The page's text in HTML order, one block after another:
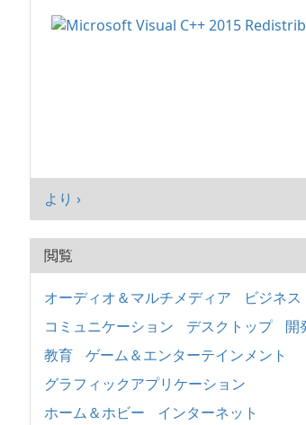
より ›
閲覧
オーディオ＆マルチメディア
ビジネス
コミュニケーション
デスクトップ
開
教育
ゲーム＆エンターテインメント
グラフィックアプリケーション
ホーム＆ホビー
インターネット